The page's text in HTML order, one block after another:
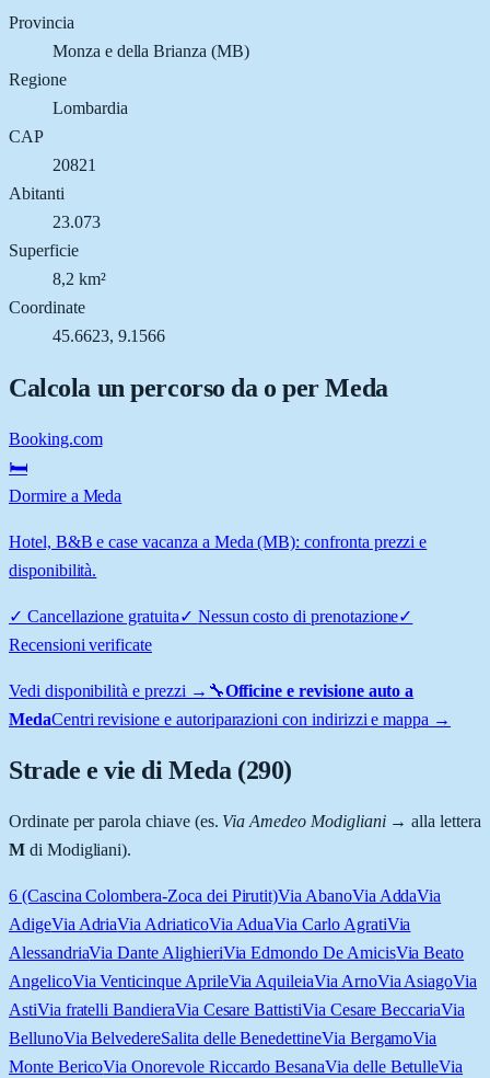
Provincia
Monza e della Brianza (MB)
Regione
Lombardia
CAP
20821
Abitanti
23.073
Superficie
8,2 km²
Coordinate
45.6623, 9.1566
Calcola un percorso da o perMeda
Booking.com
🛏️
Dormire a Meda
Hotel, B&B e case vacanza a Meda (MB): confronta prezzi e
disponibilità.
✓ Cancellazione gratuita✓ Nessun costo di prenotazione✓
Recensioni verificate
Vedi disponibilità e prezzi → 🔧Officine e revisione auto a
MedaCentri revisione e autoriparazioni con indirizzi e mappa →
Strade e vie diMeda (290)
Ordinate per parola chiave (es. Via Amedeo Modigliani→ alla lettera
Mdi Modigliani).
6 (Cascina Colombera-Zoca dei Pirutit)Via AbanoVia AddaVia
AdigeVia AdriaVia AdriaticoVia AduaVia Carlo AgratiVia
AlessandriaVia Dante AlighieriVia Edmondo De AmicisVia Beato
AngelicoVia Venticinque AprileVia AquileiaVia ArnoVia AsiagoVia
AstiVia fratelli BandieraVia Cesare BattistiVia Cesare BeccariaVia
BellunoVia BelvedereSalita delle BenedettineVia BergamoVia
Monte BericoVia Onorevole Riccardo BesanaVia delle BetulleVia